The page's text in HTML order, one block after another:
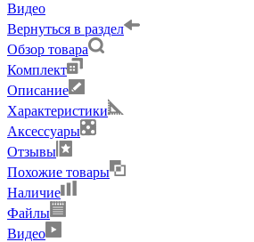
Видео
Вернуться в раздел
Обзор товара
Комплект
Описание
Характеристики
Аксессуары
Отзывы
Похожие товары
Наличие
Файлы
Видео